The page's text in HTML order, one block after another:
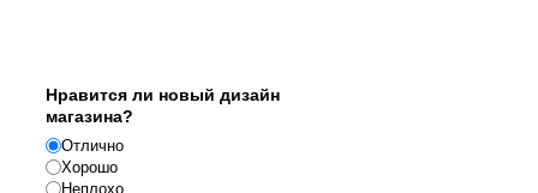
Нравится ли новый дизайн
магазина?
Отлично
Хорошо
Неплохо